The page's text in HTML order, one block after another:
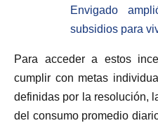
Envigado
subsidios para
Para acceder a estos
cumplir con metas
definidas por la resolución,
del consumo promedio